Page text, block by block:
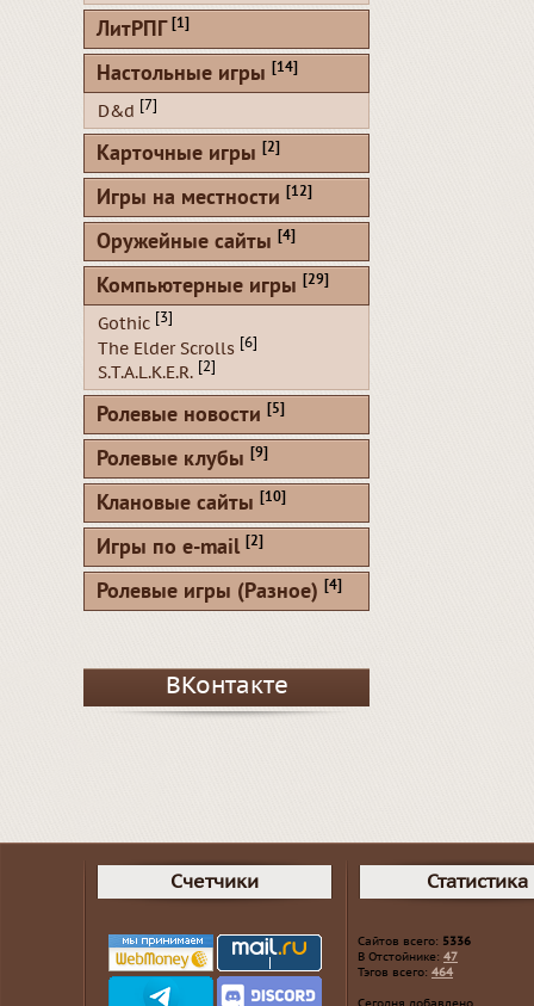
ЛитРПГ [1]
Настольные игры [14]
D&d [7]
Карточные игры [2]
Игры на местности [12]
Оружейные сайты [4]
Компьютерные игры [29]
Gothic [3]
The Elder Scrolls [6]
S.T.A.L.K.E.R. [2]
Ролевые новости [5]
Ролевые клубы [9]
Клановые сайты [10]
Игры по e-mail [2]
Ролевые игры (Разное) [4]
ВКонтакте
Счетчики Статистика
Сайтов всего: 5336
В Отстойнике: 47
Тэгов всего: 464